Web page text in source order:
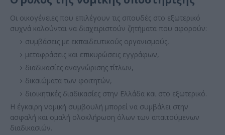
Οι οικογένειες που επιλέγουν τις σπουδές στο εξωτερικό
συχνά καλούνται να διαχειριστούν ζητήματα που αφορούν:
συμβάσεις με εκπαιδευτικούς οργανισμούς,
μεταφράσεις και επικυρώσεις εγγράφων,
διαδικασίες αναγνώρισης τίτλων,
δικαιώματα των φοιτητών,
διοικητικές διαδικασίες στην Ελλάδα και στο εξωτερικό.
Η έγκαιρη νομική συμβουλή μπορεί να συμβάλει στην
ασφαλή και ομαλή ολοκλήρωση όλων των απαιτούμενων
διαδικασιών.